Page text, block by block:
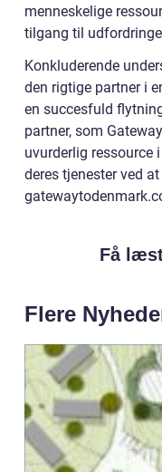
menneskelige
tilgang til
Konkluderende
den rigtige partner i
en succesfuld
partner, som
uvurderlig ressource
deres tjenester ved
Få
Flere